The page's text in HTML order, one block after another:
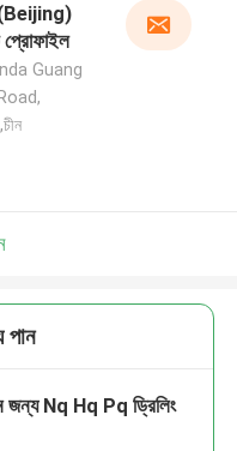
Guang
পান
জন্য Nq Hq Pq ড্রিলিং